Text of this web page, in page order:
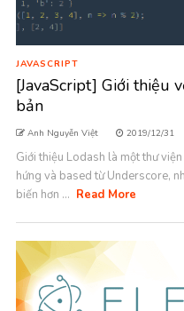
JAVASCRIPT
[JavaScript] Giới thiệu
bản
Anh Nguyễn Việt 2019/12/31
Giới thiệu Lodash là một thư
hứng và based từ Underscore,
biến hơn ... Read More